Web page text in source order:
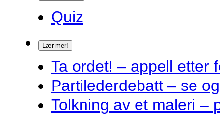
Quiz
Lær mer!
Ta ordet! – appell etter
Partilederdebatt – se
Tolkning av et maleri –